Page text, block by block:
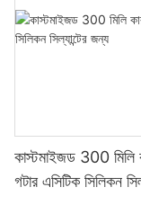
কাস্টমাইজড 300 মিলি
গটার এসিটিক সিলিকন